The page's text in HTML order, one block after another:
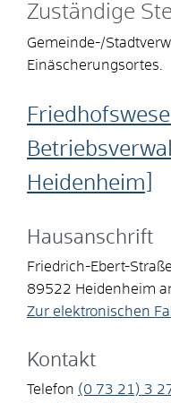
Zuständige
Gemeinde-/
Einäscherungsortes.
Heidenheim]
Hausanschrift
Friedrich-Ebert-
89522 Heidenheim
Zur elektronischen
Kontakt
Telefon (0 73 21) 3